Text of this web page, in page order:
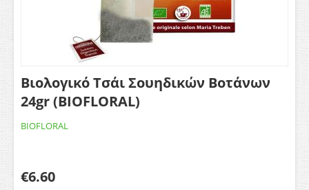
Βιολογικό Τσάι Σουηδικών Βοτάνων
24gr (BIOFLORAL)
BIOFLORAL
€6.60